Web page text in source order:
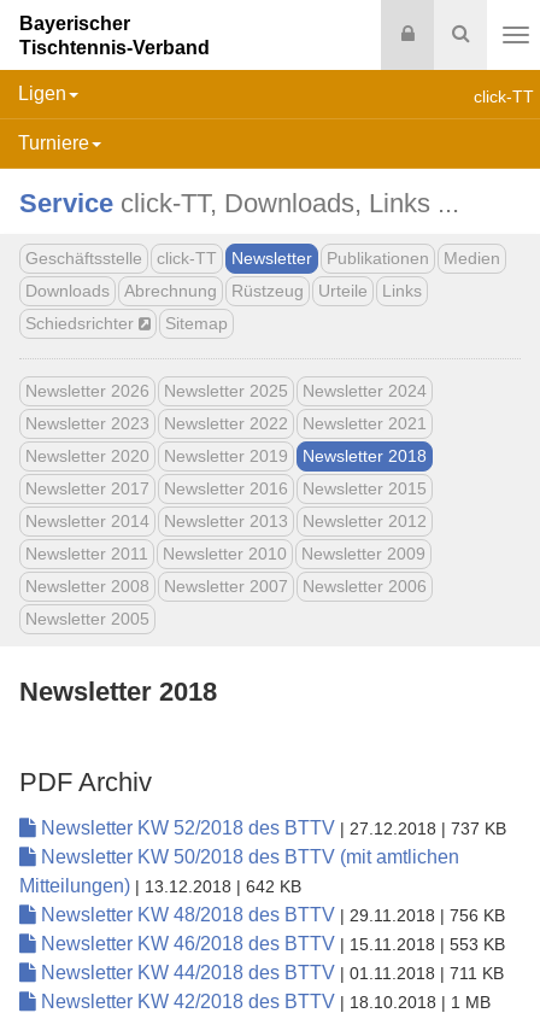
Suche
Login
Bayerischer
Tischtennis-Verband
click-TT
Ligen
Turniere
Service click-TT, Downloads, Links ...
Geschäftsstelle click-TT Newsletter Publikationen
Medien
Downloads
Abrechnung Rüstzeug Urteile
Links
Schiedsrichter
Sitemap
Newsletter 2026 Newsletter 2025
Newsletter 2024
Newsletter 2023
Newsletter 2022
Newsletter 2021
Newsletter 2020
Newsletter 2019
Newsletter 2018
Newsletter 2017
Newsletter 2016
Newsletter 2015
Newsletter 2014
Newsletter 2013
Newsletter 2012
Newsletter 2011
Newsletter 2010
Newsletter 2009
Newsletter 2008
Newsletter 2007
Newsletter 2006
Newsletter 2005
Newsletter 2018
PDF Archiv
Newsletter KW 52/2018 des BTTV | 27.12.2018 | 737 KB
Newsletter KW 50/2018 des BTTV (mit amtlichen
Mitteilungen) | 13.12.2018 | 642 KB
Newsletter KW 48/2018 des BTTV | 29.11.2018 | 756 KB
Newsletter KW 46/2018 des BTTV | 15.11.2018 | 553 KB
Newsletter KW 44/2018 des BTTV | 01.11.2018 | 711 KB
Newsletter KW 42/2018 des BTTV | 18.10.2018 | 1 MB